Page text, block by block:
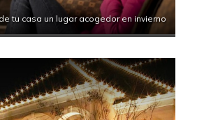
tu casa un lugar acogedor en invierno